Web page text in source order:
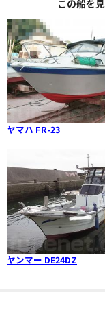
この船を
ヤマハ FR-23
ヤンマー DE24DZ